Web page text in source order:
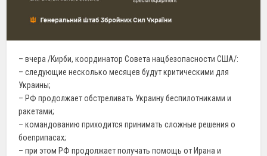
– вчера /Кирби, координатор Совета нацбезопасности США/:
– следующие несколько месяцев будут критическими для
Украины;
– РФ продолжает обстреливать Украину беспилотниками и
ракетами;
– командованию приходится принимать сложные решения о
боеприпасах;
– при этом РФ продолжает получать помощь от Ирана и